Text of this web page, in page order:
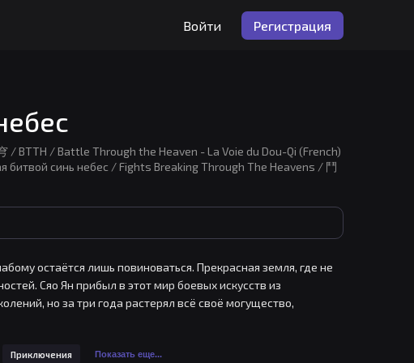
Войти Регистрация
BTTH / Battle Through the Heaven - La Voie du Dou-Qi (French)
синь небес / Fights Breaking Through The Heavens / 鬥
остаётся лишь повиноваться. Прекрасная земля, где не
Сяо Ян прибыл в этот мир боевых искусств из
но за три года растерял всё своё могущество,
лишило его всего на свете? И почему именно сейчас ему
Приключения Показать еще...